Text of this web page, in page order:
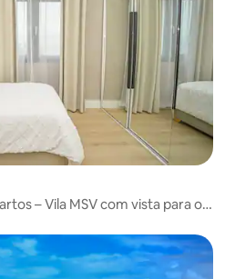
– Vila MSV com vista para o